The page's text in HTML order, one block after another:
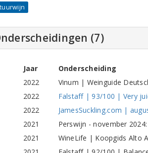
(7)
Jaar
Onderscheiding
2022
Vinum | Weinguide
2022
Falstaff | 93/100 | Very
2022
JamesSuckling.com |
2021
Perswijn - november
2021
WineLife | Koopgids Alto